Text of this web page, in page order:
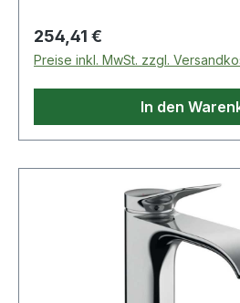
Regulärer Preis:
254,41 €
Preise inkl. MwSt. zzgl.
In den